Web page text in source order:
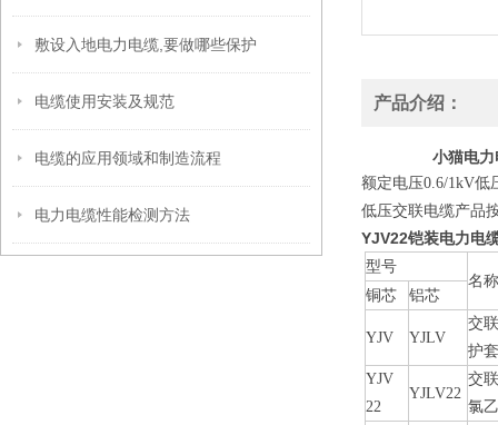
敷设入地电力电缆,要做哪些保护
电缆使用安装及规范
电缆的应用领域和制造流程
电力电缆性能检测方法
产品介绍：
小猫电
额定电压0.6/1kV低
低压交联电缆产品
YJV22铠装电力电
型号
名
铜芯
铝芯
YJV YJLV
交
护
YJV
22
YJLV22
交
氯